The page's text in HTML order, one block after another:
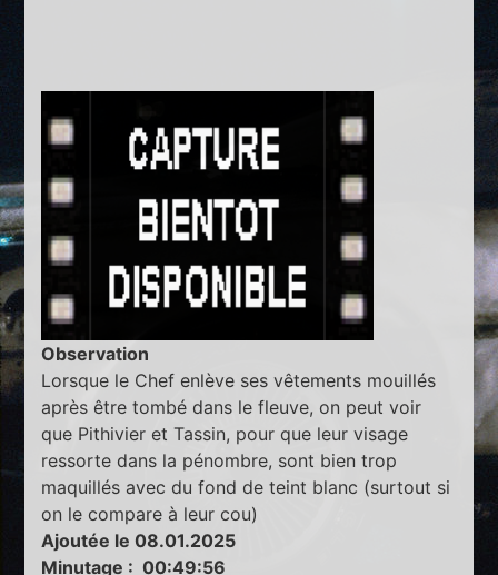
Observation
Lorsque le Chef enlève ses vêtements mouillés
après être tombé dans le fleuve, on peut voir
que Pithivier et Tassin, pour que leur visage
ressorte dans la pénombre, sont bien trop
maquillés avec du fond de teint blanc (surtout si
on le compare à leur cou)
Ajoutée le 08.01.2025
Minutage : 00:49:56